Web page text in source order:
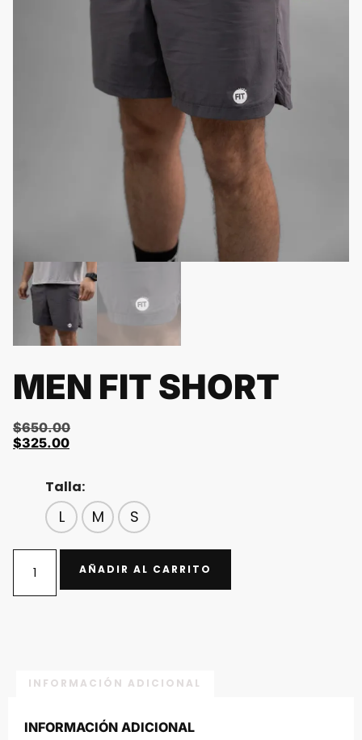
MEN FIT SHORT
$650.00
$325.00
Talla:
L M S
AÑADIR AL CARRITO
INFORMACIÓN ADICIONAL
INFORMACIÓN ADICIONAL